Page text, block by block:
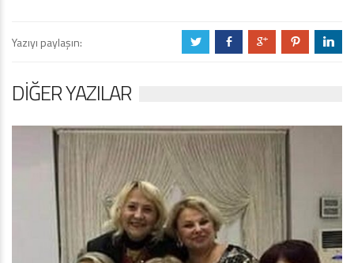
Yazıyı paylaşın: a b c d j
DIĞER YAZILAR